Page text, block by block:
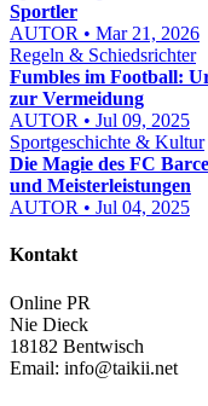
Sportler
AUTOR • Mar 21, 2026
Regeln & Schiedsrichter
Fumbles im Football:
zur Vermeidung
AUTOR • Jul 09, 2025
Sportgeschichte & Kultur
Die Magie des FC
und Meisterleistungen
AUTOR • Jul 04, 2025
Kontakt
Online PR
Nie Dieck
18182 Bentwisch
Email: info@taikii.net